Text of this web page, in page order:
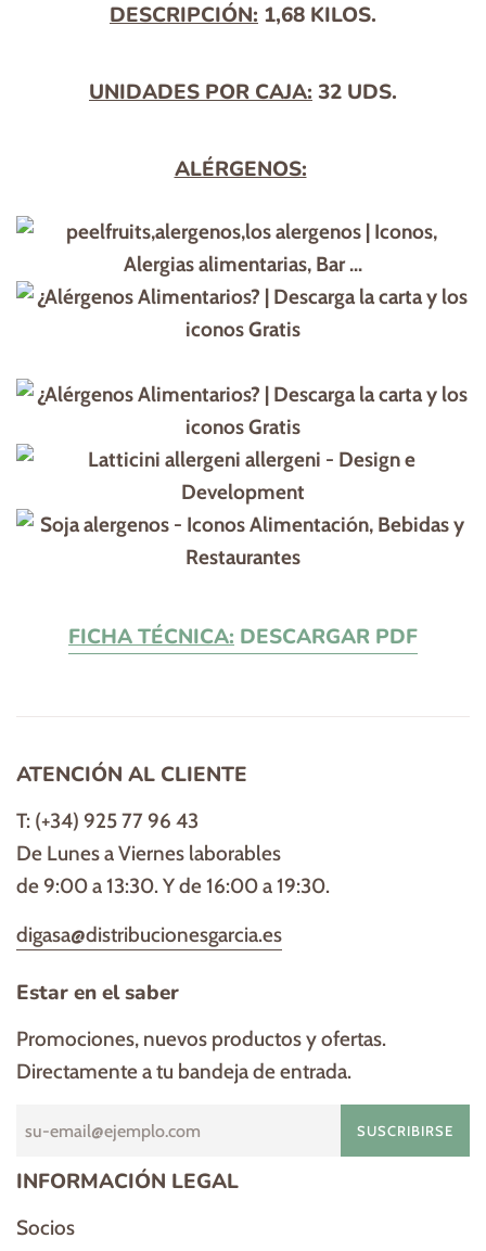
DESCRIPCIÓN: 1,68 KILOS.
UNIDADES POR CAJA:32 UDS.
ALÉRGENOS:
FICHA TÉCNICA: DESCARGAR PDF
ATENCIÓN AL CLIENTE
T: (+34) 925 77 96 43
De Lunes a Viernes laborables
de 9:00 a 13:30. Y de 16:00 a 19:30.
digasa@distribucionesgarcia.es
Estar en el saber
Promociones, nuevos productos y ofertas.
Directamente a tu bandeja de entrada.
SUSCRIBIRSE
INFORMACIÓN LEGAL
Socios